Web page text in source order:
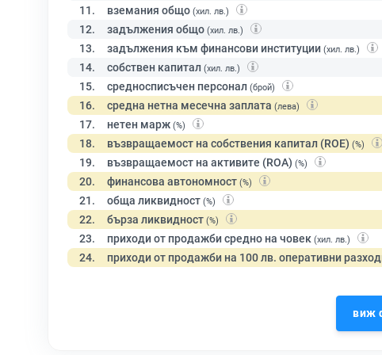
11. вземания общо (хил. лв.)
12. задължения общо (хил. лв.)
13. задължения към финансови институции (хил. лв.)
14. собствен капитал (хил. лв.)
15. средносписъчен персонал (брой)
16. средна нетна месечна заплата (лева)
17. нетен марж (%)
18. възвращаемост на собствения капитал (ROE) (%)
19. възвращаемост на активите (ROA) (%)
20. финансова автономност (%)
21. обща ликвидност (%)
22. бърза ликвидност (%)
23. приходи от продажби средно на човек (хил. лв.)
24. приходи от продажби на 100 лв. оперативни
виж